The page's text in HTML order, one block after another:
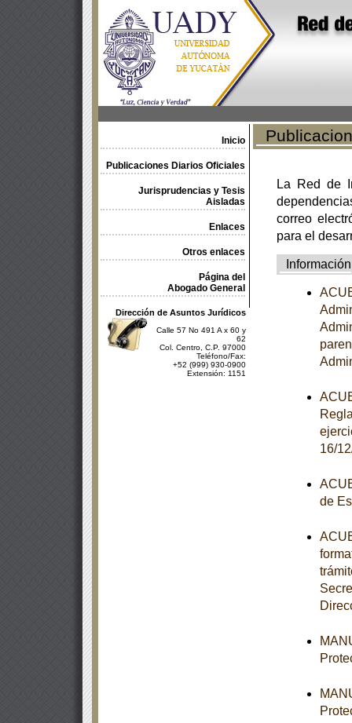
Inicio
Publicaciones Diarios Oficiales
Jurisprudencias y Tesis
Aisladas
Enlaces
Otros enlaces
Página del
Abogado General
Dirección de Asuntos Jurídicos
Calle 57 No 491 A x 60 y
62
Col. Centro, C.P. 97000
Teléfono/Fax:
+52 (999) 930-0900
Extensión: 1151
La Red de
correo
para el
Información
16/
de